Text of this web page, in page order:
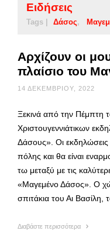
Ειδήσεις
Tags | Δάσος
Αρχίζουν οι
πλαίσιο του
14 ΔΕΚΕΜΒΡΊΟΥ, 2022
Ξεκινά από την Πέμπτη
Χριστουγεννιάτικων
Δάσους». Οι
πόλης και θα είναι
τω μεταξύ με τις
«Μαγεμένο Δάσος». Ο
σπιτάκια του Αι Βασίλη,
Διαβάστε περισσότερα